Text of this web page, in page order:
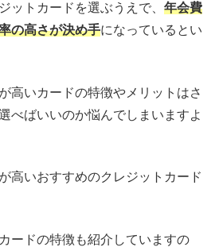
ットカードを選ぶうえで、 年会費
の高さが決め手になっているとい
高いカードの特徴やメリットはさ
べばいいのか悩んでしまいますよ
高いおすすめのクレジットカード
ードの特徴も紹介していますの